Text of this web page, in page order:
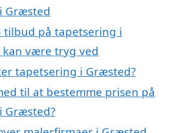
Græsted
tilbud på tapetsering i
være tryg ved
tapetsering i Græsted?
til at bestemme prisen på
Græsted?